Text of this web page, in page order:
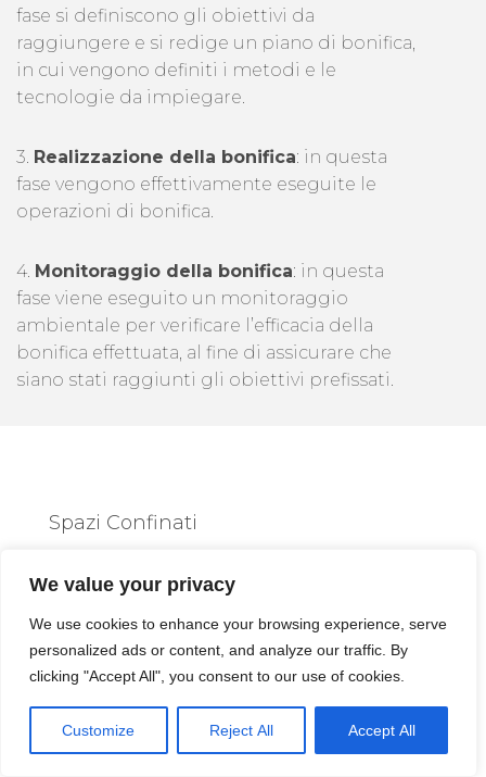
We value your privacy
We use cookies to enhance your browsing experience, serve
personalized ads or content, and analyze our traffic. By
clicking "Accept All", you consent to our use of cookies.
Customize Reject All Accept All
fase si definiscono gli obiettivi da
raggiungere e si redige un piano di bonifica,
in cui vengono definiti i metodi e le
tecnologie da impiegare.
3. Realizzazione della bonifica: in questa
fase vengono effettivamente eseguite le
operazioni di bonifica.
4. Monitoraggio della bonifica: in questa
fase viene eseguito un monitoraggio
ambientale per verificare l’efficacia della
bonifica effettuata, al fine di assicurare che
siano stati raggiunti gli obiettivi prefissati.
Spazi Confinati
Chi Esegue
L'analisi Del Suolo
Galatone